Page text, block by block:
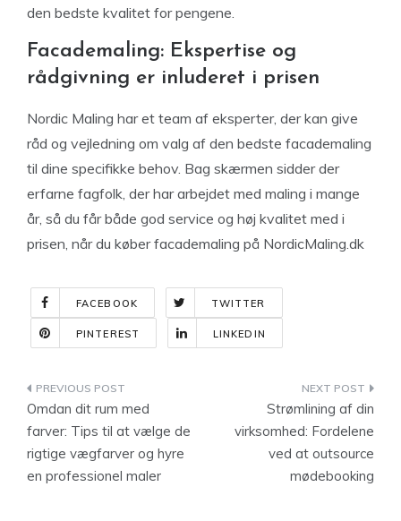
den bedste kvalitet for pengene.
Facademaling: Ekspertise og
rådgivning er inluderet i prisen
Nordic Maling har et team af eksperter, der kan give
råd og vejledning om valg af den bedste facademaling
til dine specifikke behov. Bag skærmen sidder der
erfarne fagfolk, der har arbejdet med maling i mange
år, så du får både god service og høj kvalitet med i
prisen, når du køber facademaling på NordicMaling.dk
FACEBOOK TWITTER
PINTEREST LINKEDIN
Indlægsnavigation
Omdan dit rum med
farver: Tips til at vælge de
rigtige vægfarver og hyre
en professionel maler
Strømlining af din
virksomhed: Fordelene
ved at outsource
mødebooking